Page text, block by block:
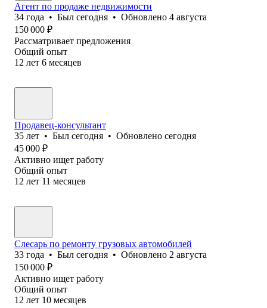
Агент по продаже недвижимости
34 года • Был сегодня • Обновлено 4 августа
150 000 ₽
Рассматривает предложения
Общий опыт
12 лет 6 месяцев
Продавец-консультант
35 лет • Был сегодня • Обновлено сегодня
45 000 ₽
Активно ищет работу
Общий опыт
12 лет 11 месяцев
Слесарь по ремонту грузовых автомобилей
33 года • Был сегодня • Обновлено 2 августа
150 000 ₽
Активно ищет работу
Общий опыт
12 лет 10 месяцев